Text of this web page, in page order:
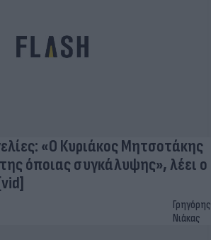
«Ο Κυριάκος Μητσοτάκης
όποιας συγκάλυψης», λέει ο
Γρηγόρης
Νιάκας